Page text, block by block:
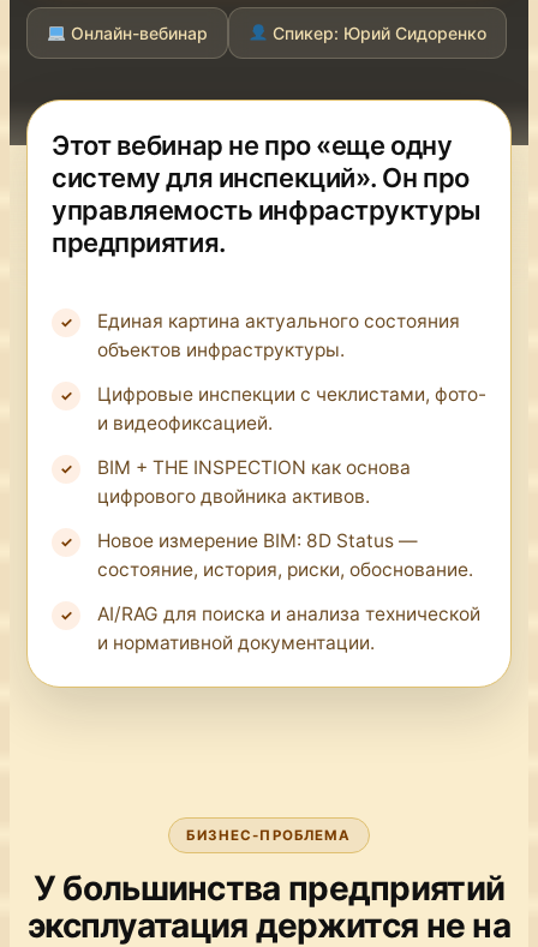
Онлайн-вебинар Спикер: Юрий Сидоренко
Этот вебинар не про «еще одну
систему для инспекций». Он про
управляемость инфраструктуры
предприятия.
Единая картина актуального состояния
объектов инфраструктуры.
Цифровые инспекции с чеклистами, фото-
и видеофиксацией.
BIM + THE INSPECTION как основа
цифрового двойника активов.
Новое измерение BIM: 8D Status —
состояние, история, риски, обоснование.
AI/RAG для поиска и анализа технической
и нормативной документации.
БИЗНЕС-ПРОБЛЕМА
У большинства предприятий
эксплуатация держится не на